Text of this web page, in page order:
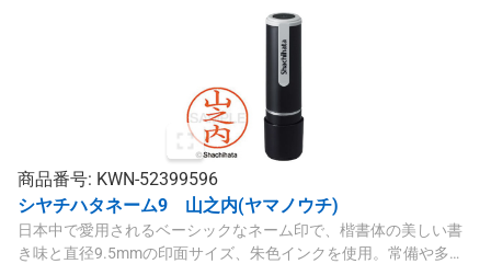
商品番号: KWN-52399596
シヤチハタネーム9 山之内(ヤマノウチ)
日本中で愛用されるベーシックなネーム印で、楷書体の美しい書
き味と直径9.5mmの印面サイズ、朱色インクを使用。常備や多用